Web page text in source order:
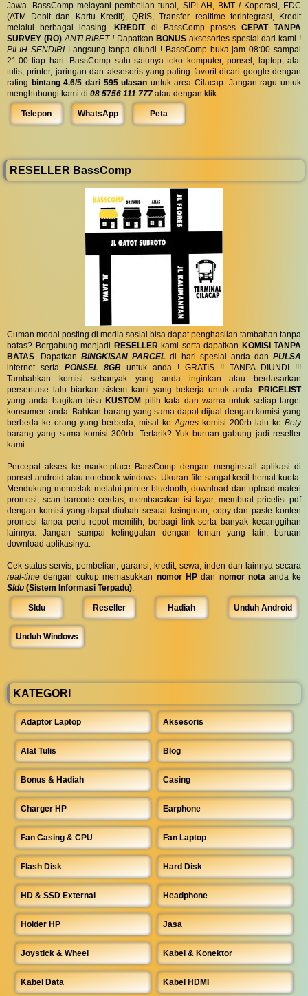
Jawa. BassComp melayani pembelian tunai, SIPLAH, BMT / Koperasi, EDC
(ATM Debit dan Kartu Kredit), QRIS, Transfer realtime terintegrasi, Kredit
melalui berbagai leasing.
KREDITdi BassComp proses CEPAT TANPA
SURVEY (RO) ANTI RIBET !Dapatkan BONUSaksesories spesial dari kami !
PILIH SENDIRILangsung tanpa diundi ! BassComp buka jam 08:00 sampai
21:00 tiap hari. BassComp satu satunya toko komputer, ponsel, laptop, alat
tulis, printer, jaringan dan aksesoris yang paling favorit dicari google dengan
rating bintang 4.6/5 dari 595 ulasan untuk area Cilacap. Jangan ragu untuk
menghubungi kami di 08 5756 111 777 atau dengan klik :
Telepon WhatsApp Peta
RESELLER BassComp
Cuman modal posting di media sosial bisa dapat penghasilan tambahan tanpa
batas? Bergabung menjadi RESELLERkami serta dapatkan KOMISI TANPA
BATAS. DapatkanBINGKISAN PARCEL di hari spesial anda danPULSA
internet serta PONSEL 8GB untuk anda ! GRATIS !! TANPA DIUNDI !!!
Tambahkan komisi sebanyak yang anda inginkan atau berdasarkan
persentase lalu biarkan sistem kami yang bekerja untuk anda. PRICELIST
yang anda bagikan bisa KUSTOM pilih kata dan warna untuk setiap target
konsumen anda. Bahkan barang yang sama dapat dijual dengan komisi yang
berbeda ke orang yang berbeda, misal keAgnes komisi 200rb lalu ke Bety
barang yang sama komisi 300rb. Tertarik? Yuk buruan gabung jadi reseller
kami.
Percepat akses ke marketplace BassComp dengan menginstall aplikasi di
ponsel android atau notebook windows. Ukuran file sangat kecil hemat kuota.
Mendukung mencetak melalui printer bluetooth, download dan upload materi
promosi, scan barcode cerdas, membacakan isi layar, membuat pricelist pdf
dengan komisi yang dapat diubah sesuai keinginan, copy dan paste konten
promosi tanpa perlu repot memilih, berbagi link serta banyak kecanggihan
lainnya. Jangan sampai ketinggalan dengan teman yang lain, buruan
download aplikasinya.
Cek status servis, pembelian, garansi, kredit, sewa, inden dan lainnya secara
real-time dengan cukup memasukkan nomor HP dan nomor nota anda ke
SIdu (Sistem Informasi Terpadu).
SIdu Reseller Hadiah Unduh Android
Unduh Windows
KATEGORI
Adaptor Laptop Aksesoris
Alat Tulis Blog
Bonus & Hadiah Casing
Charger HP Earphone
Fan Casing & CPU Fan Laptop
Flash Disk Hard Disk
HD & SSD External Headphone
Holder HP Jasa
Joystick & Wheel Kabel & Konektor
Kabel Data Kabel HDMI